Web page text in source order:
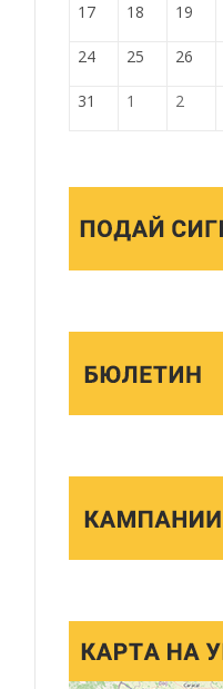
17 18 19
24 25 26
31 1 2